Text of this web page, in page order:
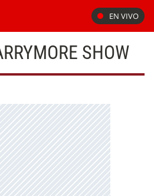
EN VIVO
SHOW